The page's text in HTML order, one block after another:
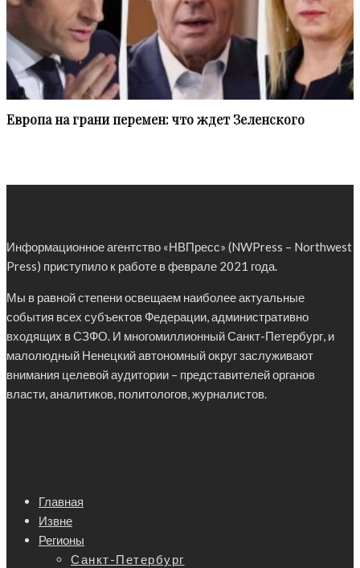
Европа на грани перемен: что ждет Зеленского
Информационное агентство «НВПресс» (NWPress – Northwest
Press) приступило к работе в феврале 2021 года.
Мы в равной степени освещаем наиболее актуальные
события всех субъектов Федерации, административно
входящих в СЗФО. И многомиллионный Санкт-Петербург, и
малолюдный Ненецкий автономный округ заслуживают
внимания целевой аудитории – представителей органов
власти, аналитиков, политологов, журналистов.
Главная
Извне
Регионы
Санкт-Петербург